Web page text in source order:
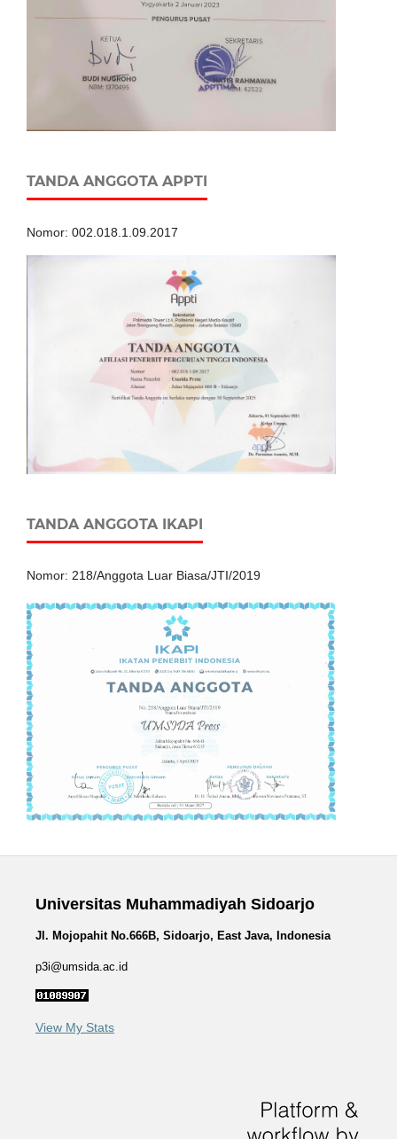
TANDA ANGGOTA APPTI
Nomor: 002.018.1.09.2017
TANDA ANGGOTA IKAPI
Nomor: 218/Anggota Luar Biasa/JTI/2019
Universitas Muhammadiyah Sidoarjo
Jl. Mojopahit No.666B, Sidoarjo, East Java, Indonesia
p3i@umsida.ac.id
View My Stats